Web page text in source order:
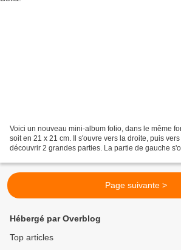
Voici un nouveau mini-album folio, dans le même
soit en 21 x 21 cm. Il s'ouvre vers la droite, puis
découvrir 2 grandes parties. La partie de gauche
Page suivante >
Hébergé par Overblog
Top articles